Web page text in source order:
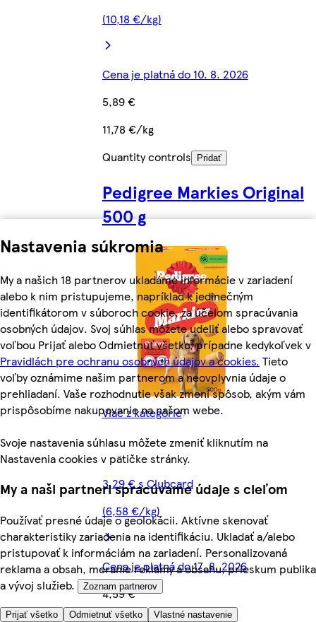
Nastavenia súkromia
My a našich 18 partnerov ukladáme informácie v zariadení
alebo k nim pristupujeme, napríklad k jedinečným
identifikátorom v súboroch cookie, za účelom spracúvania
osobných údajov. Svoj súhlas môžete udeliť alebo spravovať
voľbou Prijať alebo Odmietnuť všetko, prípadne kedykoľvek v
Pravidlách pre ochranu osobných údajov a cookies. Tieto
voľby oznámime našim partnerom a neovplyvnia údaje o
prehliadaní. Vaše rozhodnutie však zmení spôsob, akým vám
prispôsobíme nakupovanie na našom webe.
Svoje nastavenia súhlasu môžete zmeniť kliknutím na
Nastavenia cookies v pätičke stránky.
My a naši partneri spracúvame údaje s cieľom
Používať presné údaje o geolokácii. Aktívne skenovať
charakteristiky zariadenia na identifikáciu. Ukladať a/alebo
pristupovať k informáciám na zariadení. Personalizovaná
reklama a obsah, meranie reklamy a obsahu, prieskum publika
a vývoj služieb.
Zoznam partnerov
Prijať všetko Odmietnuť všetko Vlastné nastavenie
(10,18 €/kg)
Cena je platná do 10. 8. 2026
5,89 €
11,78 €/kg
Quantity controls
Pridať
Pedigree Markies Original
500 g
Viac z kategórie
3,29 € s Clubcard
(6,58 €/kg)
Cena je platná do 17. 8. 2026
4,59 €